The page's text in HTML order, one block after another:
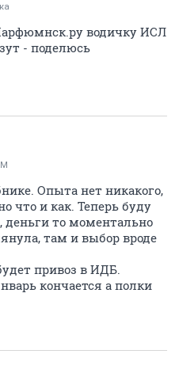
водичку ИСЛ
- поделюсь
Опыта нет никакого,
что и как. Теперь буду
деньги то моментально
там и выбор вроде
привоз в ИДБ.
кончается а полки